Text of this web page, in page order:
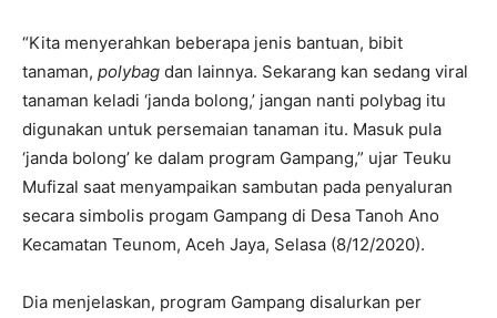
“Kita menyerahkan beberapa jenis bantuan, bibit
tanaman, polybag dan lainnya. Sekarang kan sedang viral
tanaman keladi ‘janda bolong,’ jangan nanti polybag itu
digunakan untuk persemaian tanaman itu. Masuk pula
‘janda bolong’ ke dalam program Gampang,” ujar Teuku
Mufizal saat menyampaikan sambutan pada penyaluran
secara simbolis progam Gampang di Desa Tanoh Ano
Kecamatan Teunom, Aceh Jaya, Selasa (8/12/2020).
Dia menjelaskan, program Gampang disalurkan per